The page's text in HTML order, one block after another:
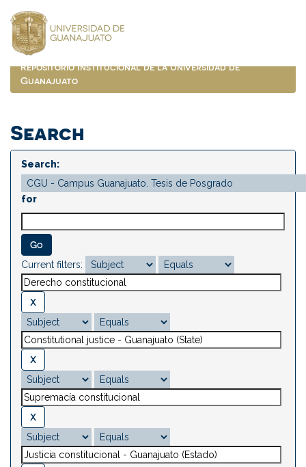
navigation
Repositorio Institucional de la Universidad de
Guanajuato
Search
Search:
for
Current filters: